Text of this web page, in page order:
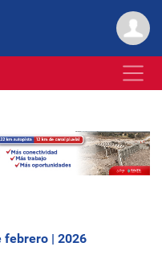
febrero | 2026